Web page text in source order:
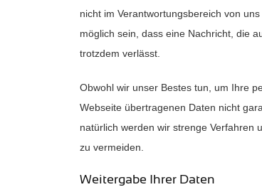
nicht im Verantwortungsbereich von
möglich sein, dass eine Nachricht, die
trotzdem verlässt.
Obwohl wir unser Bestes tun, um Ihre
Webseite übertragenen Daten nicht
natürlich werden wir strenge Verfahren
zu vermeiden.
Weitergabe Ihrer Daten